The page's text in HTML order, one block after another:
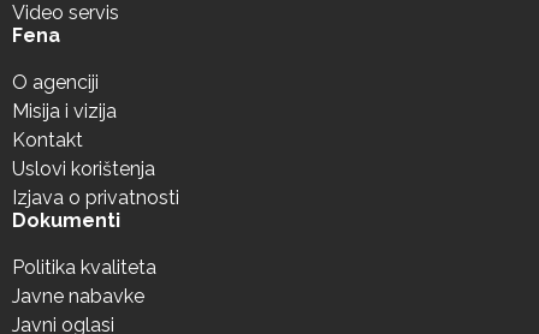
Video servis
Fena
O agenciji
Misija i vizija
Kontakt
Uslovi korištenja
Izjava o privatnosti
Dokumenti
Politika kvaliteta
Javne nabavke
Javni oglasi